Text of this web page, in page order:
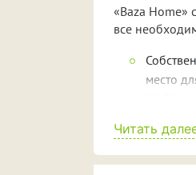
«Baza Home»
все
место
Завтрак
Читать